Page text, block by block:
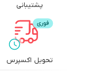
پشتیبانی
تحویل اکسپرس